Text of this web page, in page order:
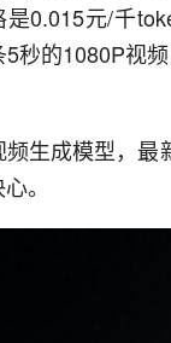
0.015元/千
秒的1080P视
生成模型，
。